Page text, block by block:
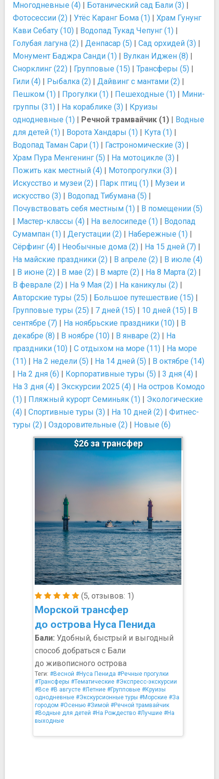
Многодневные (4) | Ботанический сад Бали (3) |
Фотосессии (2) | Утёс Каранг Бома (1) | Храм Гунунг
Кави Себату (10) | Водопад Тукад Чепунг (1) |
Голубая лагуна (2) | Денпасар (5) | Сад орхидей (3) |
Монумент Баджра Санди (1) | Вулкан Иджен (8) |
Снорклинг (22) | Групповые (15) | Трансферы (5) |
Гили (4) | Рыбалка (2) | Дайвинг с мантами (2) |
Пешком (1) | Прогулки (1) | Пешеходные (1) | Мини-
группы (31) | На кораблике (3) | Круизы
однодневные (1) | Речной трамвайчик (1) | Водные
для детей (1) | Ворота Хандары (1) | Кута (1) |
Водопад Таман Сари (1) | Гастрономические (3) |
Храм Пура Менгенинг (5) | На мотоцикле (3) |
Пожить как местный (4) | Мотопрогулки (3) |
Искусство и музеи (2) | Парк птиц (1) | Музеи и
искусство (3) | Водопад Тибумана (5) |
Почувствовать себя местным (1) | В помещении (5)
| Мастер-классы (4) | На велосипеде (1) | Водопад
Сумампан (1) | Дегустации (2) | Набережные (1) |
Сёрфинг (4) | Необычные дома (2) | На 15 дней (7) |
На майские праздники (2) | В апреле (2) | В июле (4)
| В июне (2) | В мае (2) | В марте (2) | На 8 Марта (2) |
В феврале (2) | На 9 Мая (2) | На каникулы (2) |
Авторские туры (25) | Большое путешествие (15) |
Групповые туры (25) | 7 дней (15) | 10 дней (15) | В
сентябре (7) | На ноябрьские праздники (10) | В
декабре (8) | В ноябре (10) | В январе (2) | На
праздники (10) | С отдыхом на море (11) | На море
(11) | На 2 недели (5) | На 14 дней (5) | В октябре (14)
| На 2 дня (6) | Корпоративные туры (5) | 3 дня (4) |
На 3 дня (4) | Экскурсии 2025 (4) | На остров Комодо
(1) | Пляжный курорт Семиньяк (1) | Экологические
(4) | Спортивные туры (3) | На 10 дней (2) | Фитнес-
туры (2) | Оздоровительные (2) | Новые (6)
(5, отзывов: 1)
Морской трансфер
до острова Нуса Пенида
$26 за трансфер
Бали: Удобный, быстрый и выгодный
способ добраться с Бали
до живописного острова
Теги: #Весной #Нуса Пенида #Речные прогулки
#Трансферы #Тематические #Экспресс-экскурсии
#Все #В августе #Летние #Групповые #Круизы
однодневные #Экскурсионные туры #Морские #За
городом #Осенью #Зимой #Речной трамвайчик
#Водные для детей #На Рождество #Лучшие #На
выходные